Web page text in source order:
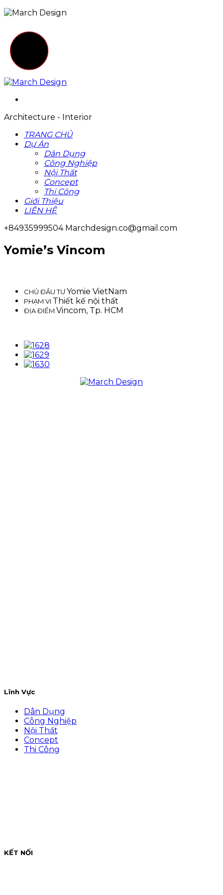
Architecture - Interior
TRANG CHỦ
Dự Án
Dân Dụng
Công Nghiệp
Nội Thất
Concept
Thi Công
Giới Thiệu
LIÊN HỆ
+84935999504 Marchdesign.co@gmail.com
Yomie’s Vincom
CHỦ ĐẦU TƯYomie VietNam
PHẠM VI Thiết kế nội thất
ĐỊA ĐIỂM Vincom, Tp. HCM
Lĩnh Vực
Dân Dụng
Công Nghiệp
Nội Thất
Concept
Thi Công
KẾT NỐI